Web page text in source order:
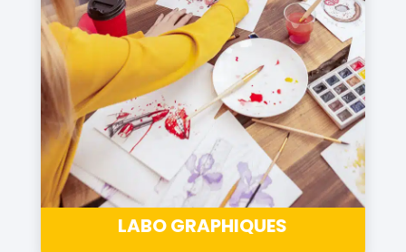
LABO GRAPHIQUES